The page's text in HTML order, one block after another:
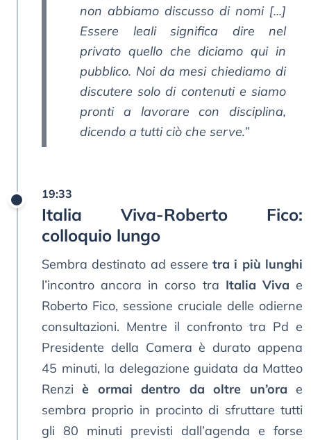
non abbiamo discusso di nomi [...]
Essere leali significa dire nel
privato quello che diciamo qui in
pubblico. Noi da mesi chiediamo di
discutere solo di contenuti e siamo
pronti a lavorare con disciplina,
dicendo a tutti ciò che serve.”
19:33
Italia Viva-Roberto Fico:
colloquio lungo
Sembra destinato ad esseretra i più lunghi
l’incontro ancora in corso tra Italia Viva e
Roberto Fico, sessione cruciale delle odierne
consultazioni. Mentre il confronto tra Pd e
Presidente della Camera è durato appena
45 minuti, la delegazione guidata da Matteo
Renziè ormai dentro da oltre un’ora e
sembra proprio in procinto di sfruttare tutti
gli 80 minuti previsti dall’agenda e forse